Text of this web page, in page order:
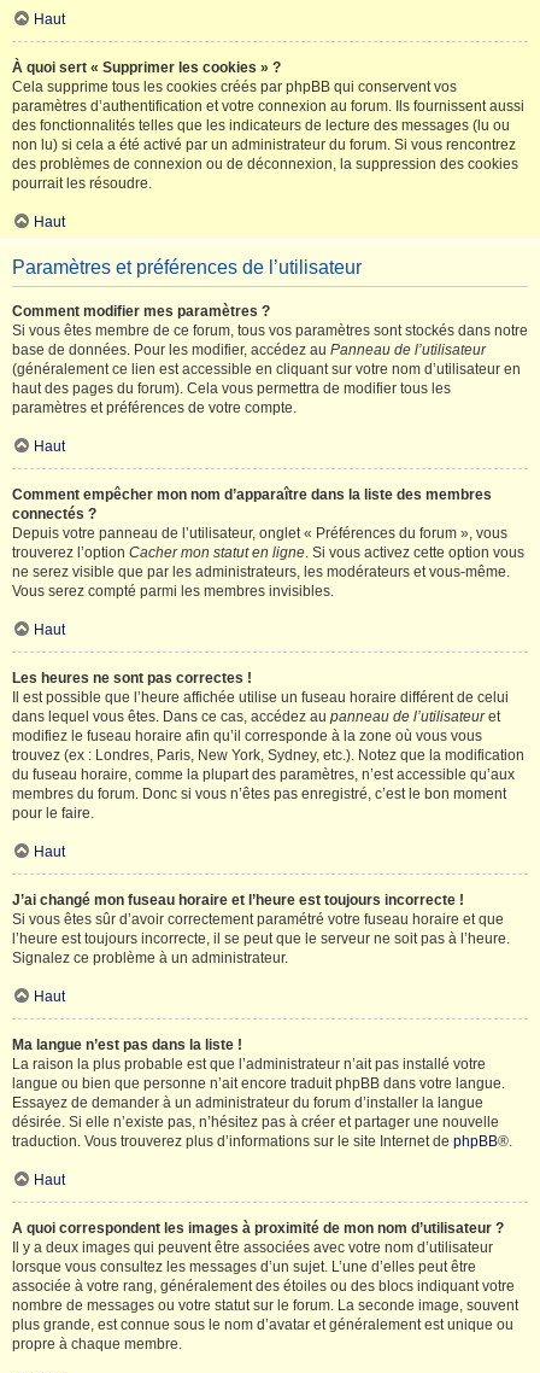
Haut
À quoi sert « Supprimer les cookies » ?
Cela supprime tous les cookies créés par phpBB qui conservent vos
paramètres d’authentification et votre connexion au forum. Ils fournissent aussi
des fonctionnalités telles que les indicateurs de lecture des messages (lu ou
non lu) si cela a été activé par un administrateur du forum. Si vous rencontrez
des problèmes de connexion ou de déconnexion, la suppression des cookies
pourrait les résoudre.
Haut
Paramètres et préférences de l’utilisateur
Comment modifier mes paramètres ?
Si vous êtes membre de ce forum, tous vos paramètres sont stockés dans notre
base de données. Pour les modifier, accédez au Panneau de l’utilisateur
(généralement ce lien est accessible en cliquant sur votre nom d’utilisateur en
haut des pages du forum). Cela vous permettra de modifier tous les
paramètres et préférences de votre compte.
Haut
Comment empêcher mon nom d’apparaître dans la liste des membres
connectés ?
Depuis votre panneau de l’utilisateur, onglet « Préférences du forum », vous
trouverez l’option Cacher mon statut en ligne. Si vous activez cette option vous
ne serez visible que par les administrateurs, les modérateurs et vous-même.
Vous serez compté parmi les membres invisibles.
Haut
Les heures ne sont pas correctes !
Il est possible que l’heure affichée utilise un fuseau horaire différent de celui
dans lequel vous êtes. Dans ce cas, accédez au panneau de l’utilisateuret
modifiez le fuseau horaire afin qu’il corresponde à la zone où vous vous
trouvez (ex : Londres, Paris, New York, Sydney, etc.). Notez que la modification
du fuseau horaire, comme la plupart des paramètres, n’est accessible qu’aux
membres du forum. Donc si vous n’êtes pas enregistré, c’est le bon moment
pour le faire.
Haut
J’ai changé mon fuseau horaire et l’heure est toujours incorrecte !
Si vous êtes sûr d’avoir correctement paramétré votre fuseau horaire et que
l’heure est toujours incorrecte, il se peut que le serveur ne soit pas à l’heure.
Signalez ce problème à un administrateur.
Haut
Ma langue n’est pas dans la liste !
La raison la plus probable est que l’administrateur n’ait pas installé votre
langue ou bien que personne n’ait encore traduit phpBB dans votre langue.
Essayez de demander à un administrateur du forum d’installer la langue
désirée. Si elle n’existe pas, n’hésitez pas à créer et partager une nouvelle
traduction. Vous trouverez plus d’informations sur le site Internet de phpBB®.
Haut
A quoi correspondent les images à proximité de mon nom d’utilisateur ?
Il y a deux images qui peuvent être associées avec votre nom d’utilisateur
lorsque vous consultez les messages d’un sujet. L’une d’elles peut être
associée à votre rang, généralement des étoiles ou des blocs indiquant votre
nombre de messages ou votre statut sur le forum. La seconde image, souvent
plus grande, est connue sous le nom d’avatar et généralement est unique ou
propre à chaque membre.